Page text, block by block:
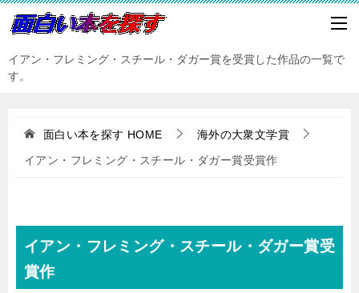
イアン・フレミング・スチール・ダガー賞を受賞した作品の一覧で
す。
面白い本を探す HOME
海外の大衆文学賞
イアン・フレミング・スチール・ダガー賞受賞作
イアン・フレミング・スチール・ダガー賞受
賞作